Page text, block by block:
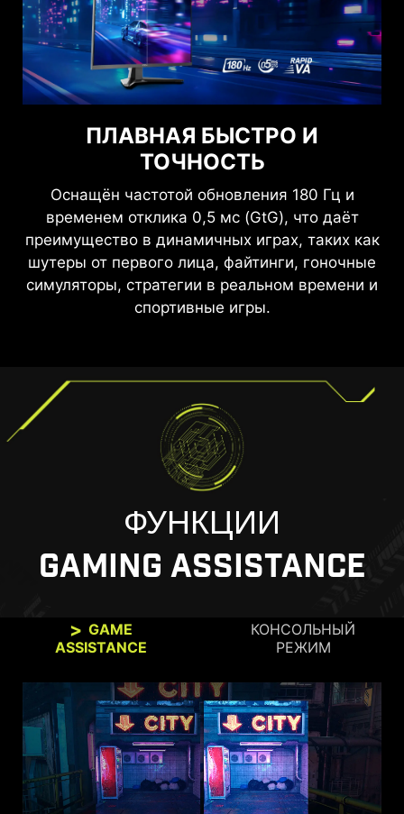
ПЛАВНАЯ БЫСТРО И
ТОЧНОСТЬ
Оснащён частотой обновления 180 Гц и
временем отклика 0,5 мс (GtG), что даёт
преимущество в динамичных играх, таких как
шутеры от первого лица, файтинги, гоночные
симуляторы, стратегии в реальном времени и
спортивные игры.
КОМФОРТНО
Технологии Anti-Flicker и Less Blue Light
обеспечивают комфортное восприятие
изображения благодаря уменьшению
мерцания и более низкому уровню синего
света. Вы можете играть дольше, не
испытывая усталости глаз.
Чтобы повысить качество изображения в
динамичных компьютерных играх, в мониторе
используется технология Adaptive Sync. Она
синхронизирует частоту обновления экрана с
частотой вывода кадров графическим
процессором, тем самым устраняя
визуальные артефакты вроде «разрыва
кадра». С этим монитором можно будет
ФУНКЦИИ
GAMING ASSISTANCE
GAME
ASSISTANCE
КОНСОЛЬНЫЙ
РЕЖИМ